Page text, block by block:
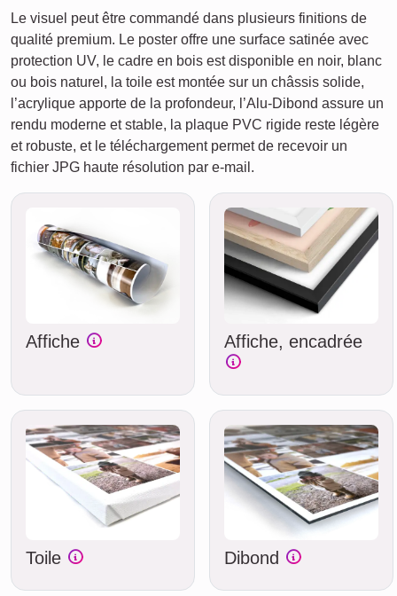
Le visuel peut être commandé dans plusieurs finitions de
qualité premium. Le poster offre une surface satinée avec
protection UV, le cadre en bois est disponible en noir, blanc
ou bois naturel, la toile est montée sur un châssis solide,
l’acrylique apporte de la profondeur, l’Alu-Dibond assure un
rendu moderne et stable, la plaque PVC rigide reste légère
et robuste, et le téléchargement permet de recevoir un
fichier JPG haute résolution par e-mail.
Affiche Affiche, encadrée
Toile Dibond